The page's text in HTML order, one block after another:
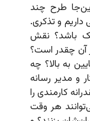
طرح چند
و تذکری.
باشد؟ نقش
آن چقدر است؟
به بالا؟ چه
و مدیر رسانه
کارمندی را
هر وقت